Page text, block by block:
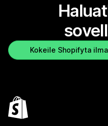
Kokeile Shopifyta